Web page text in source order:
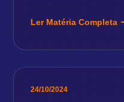
Ler Matéria Completa
24/10/2024